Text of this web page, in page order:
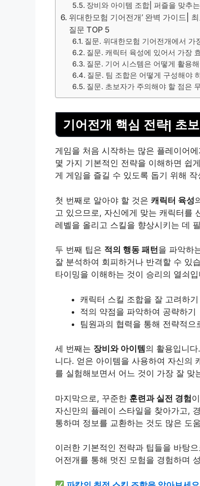
장비와 아이템 조합| 퍼즐을 맞추
위대한모험 기어전개’ 완벽 가이드|
질문 TOP 5
질문. 위대한모험 기어전개에서 가
질문. 캐릭터 육성에 있어서 가장
질문. 기어 시스템은 어떻게 활용
질문. 팀 조합은 어떻게 구성해야
질문. 초보자가 주의해야 할 점은
기어전개 핵심 전략| 초
게임을 처음 시작하는 많은 플레이어에
몇 가지 기본적인 전략을 이해하면 쉽
게 게임을 즐길 수 있도록 돕기 위해 작
첫 번째로 알아야 할 것은 캐릭터 육성
고 있으므로, 자신에게 맞는 캐릭터를
레벨을 올리고 스킬을 향상시키는 데
두 번째 팁은 적의 행동 패턴을 파악하
잘 분석하여 회피하거나 반격할 수 있
타이밍을 이해하는 것이 승리의 열쇠
캐릭터 스킬 조합을 잘 고려하기
적의 약점을 파악하여 공략하기
팀원과의 협력을 통해 전략적으
세 번째는 장비와 아이템 의 활용입니
니다. 얻은 아이템을 사용하여 자신의
를 실험해보면서 어느 것이 가장 잘 맞
마지막으로, 꾸준한 훈련과 실전 경험
자신만의 플레이 스타일을 찾아가고,
통하며 정보를 교환하는 것도 많은 도
이러한 기본적인 전략과 팁들을 바탕
어전개를 통해 멋진 모험을 경험하며